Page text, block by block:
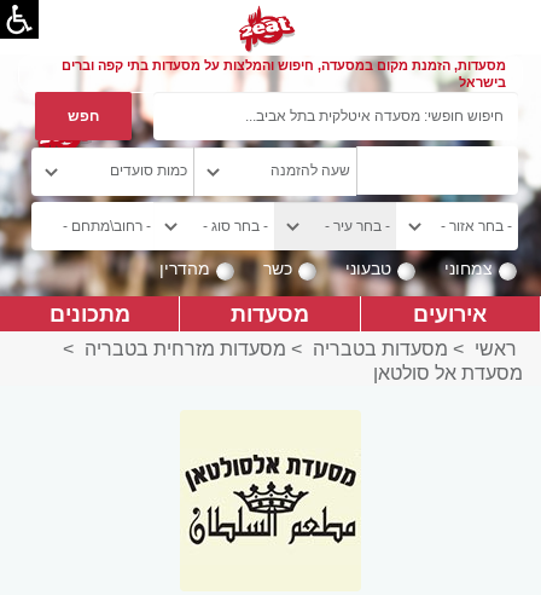
מסעדות, הזמנת מקום במסעדה, חיפוש והמלצות על מסעדות בתי קפה וברים
בישראל
צמחוני טבעוני כשר מהדרין
אירועים מסעדות מתכונים
ראשי > מסעדות בטבריה > מסעדות מזרחית בטבריה >
מסעדת אל סולטאן